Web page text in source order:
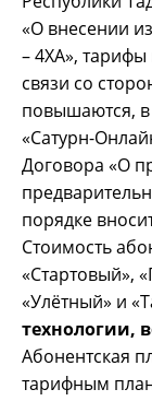
«О внесении
– 4ХА»,
связи со
повышаются, в
«Сатурн-
Договора «О
порядке
Стоимость
«Стартовый»,
«Улётный» и
технологии,
Абонентская
тарифным